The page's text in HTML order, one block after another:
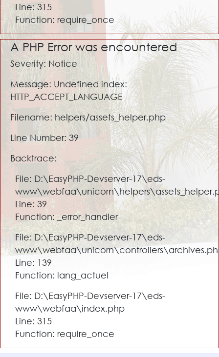
Line: 315
Function: require_once
A PHP Error was encountered
Severity: Notice
Message: Undefined index:
HTTP_ACCEPT_LANGUAGE
Filename: helpers/assets_helper.php
Line Number: 39
Backtrace:
File: D:\EasyPHP-Devserver-17\eds-
Line: 39
Function: _error_handler
File: D:\EasyPHP-Devserver-17\eds-
Line: 139
Function: lang_actuel
File: D:\EasyPHP-Devserver-17\eds-
www\webfaa\index.php
Line: 315
Function: require_once